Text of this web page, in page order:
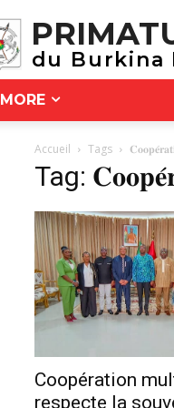
du Burkina
MORE
Accueil Tags
Tag:
Coopération
respecte la